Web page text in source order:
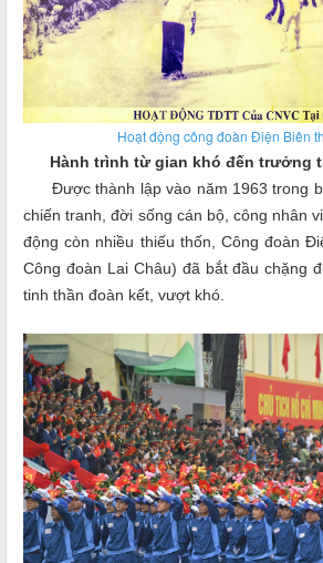
Hoạt động công đoàn Điện Biên
Hành trình từ gian khó đến trưởng
Được thành lập vào năm 1963 trong
chiến tranh, đời sống cán bộ, công nhân
động còn nhiều thiếu thốn, Công đoàn
Công đoàn Lai Châu) đã bắt đầu chặng
tinh thần đoàn kết, vượt khó.